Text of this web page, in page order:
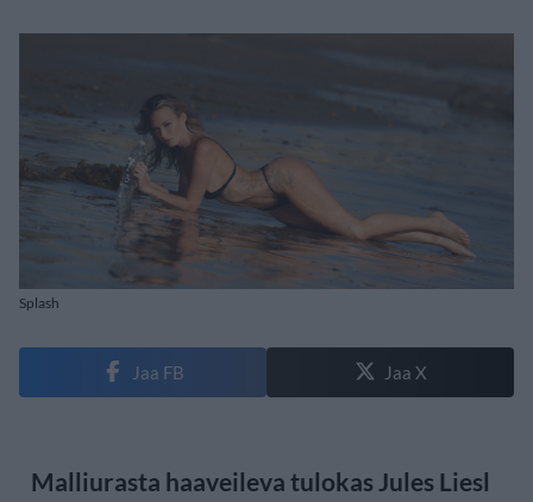
Splash
Jaa FB Jaa X
Malliurasta haaveileva tulokas Jules Liesl